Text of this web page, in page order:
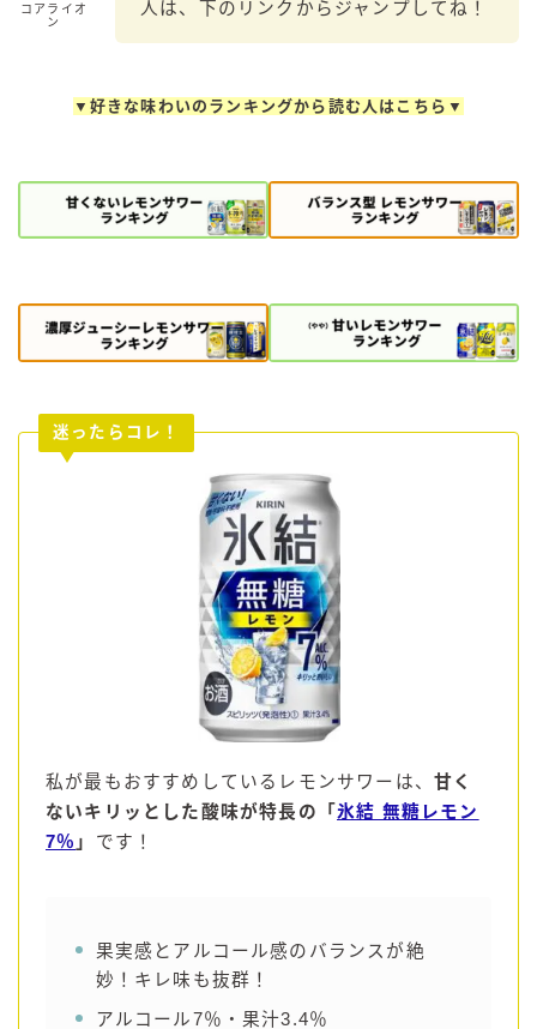
99.99（フォーナイン）
キレートレモンサワー
愛のスコールホワイトサワー
焼酎ハイボール
宝焼酎のお茶割りシリーズ
極上レモンサワー
極上フルーツサワー
WATTA
natura WATTA
ちゅらWATTA
素滴しぼり
コアライオ
ン
人は、下のリンクからジャンプしてね！
▼好きな味わいのランキングから読む人はこちら▼
迷ったらコレ！
私が最もおすすめしているレモンサワーは、 甘く
ないキリッとした酸味が特長の「氷結 無糖レモン
7％ 」 です！
果実感とアルコール感のバランスが絶
妙！キレ味も抜群！
アルコール7％・果汁3.4％